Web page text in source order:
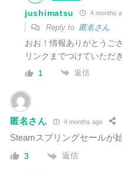
jushimatsu 4 months
Reply to 匿名さん
おお！情報ありがとうご
リンクまでつけていただ
1 返信
匿名さん 4 months ago
Steamスプリングセールが
3 返信